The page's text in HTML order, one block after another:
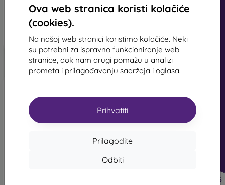
Ova web stranica koristi kolačiće
(cookies).
Na našoj web stranici koristimo kolačiće. Neki
su potrebni za ispravno funkcioniranje web
stranice, dok nam drugi pomažu u analizi
prometa i prilagođavanju sadržaja i oglasa.
Prihvatiti
Prilagodite
Odbiti
18,90 €
Na zalihi > 5 komada
Na zalihi > 5 komada
POKEMON5